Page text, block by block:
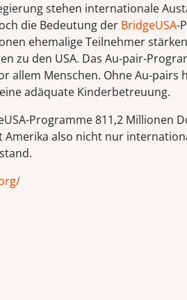
stehen internationale
die Bedeutung der BridgeUSA-
ehemalige Teilnehmer
zu den USA. Das Au-pair-
allem Menschen. Ohne Au-pairs
adäquate Kinderbetreuung.
Programme 811,2 Millionen
also nicht nur